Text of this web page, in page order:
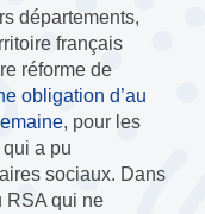
départements,
français
réforme de
obligation d’au
, pour les
a pu
sociaux. Dans
RSA qui ne